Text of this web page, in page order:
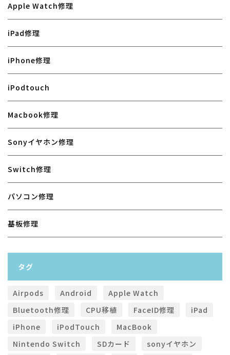
Apple Watch修理
iPad修理
iPhone修理
iPodtouch
Macbook修理
Sonyイヤホン修理
Switch修理
パソコン修理
基板修理
タグ
Airpods Android
Apple Watch
Bluetooth修理
CPU移植 FaceID修理
iPad
iPhone
iPodTouch
MacBook
Nintendo Switch
SDカード
sonyイヤホン